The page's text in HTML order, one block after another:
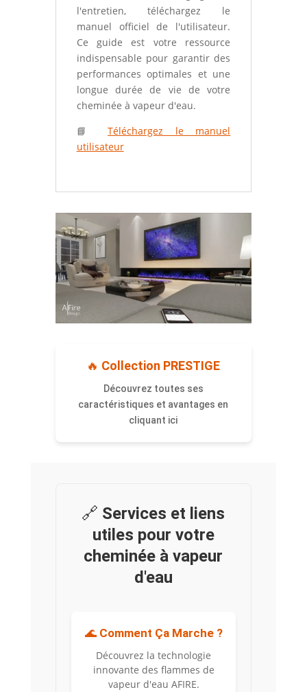
l'entretien, téléchargez le
manuel officiel de l'utilisateur.
Ce guide est votre ressource
indispensable pour garantir des
performances optimales et une
longue durée de vie de votre
cheminée à vapeur d'eau.
📘 Téléchargez le manuel
utilisateur
🔥 Collection PRESTIGE
Découvrez toutes ses
caractéristiques et avantages en
cliquant ici
🔗 Services et liens
utiles pour votre
cheminée à vapeur
d'eau
🌊 Comment Ça Marche ?
Découvrez la technologie
innovante des flammes de
vapeur d'eau AFIRE.